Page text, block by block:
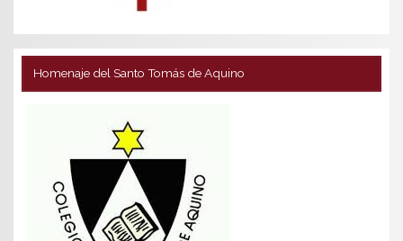
Homenaje del Santo Tomás de Aquino